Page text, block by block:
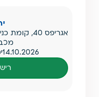
אגריפס 40,
14.10.2026